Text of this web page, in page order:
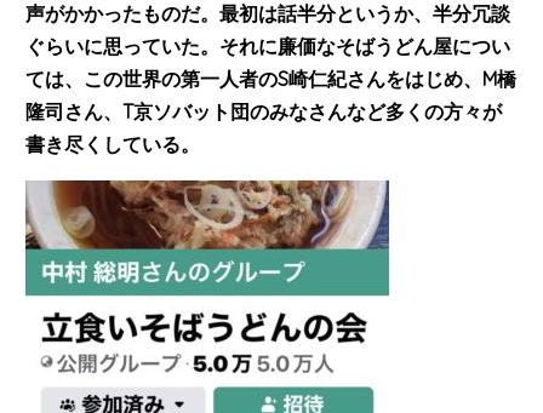
声がかかったものだ。最初は話半分というか、半分冗談
ぐらいに思っていた。それに廉価なそばうどん屋につい
ては、この世界の第一人者のS崎仁紀さんをはじめ、M橋
隆司さん、T京ソバット団のみなさんなど多くの方々が
書き尽くしている。